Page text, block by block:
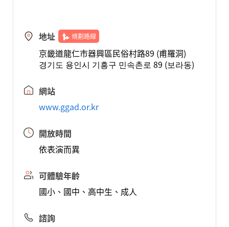
地址 規劃路線
京畿道龍仁市器興區民俗村路89 (甫羅洞)
경기도 용인시 기흥구 민속촌로 89 (보라동)
網站
www.ggad.or.kr
開放時間
依表演而異
可體驗年齡
國小、國中、高中生、成人
諮詢